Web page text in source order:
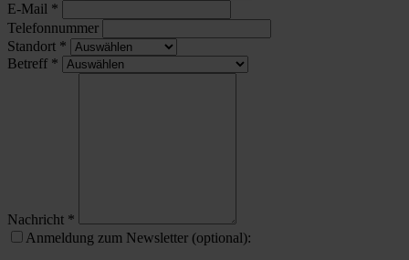
E-Mail *
Telefonnummer
Standort *
Betreff *
Nachricht *
Anmeldung zum Newsletter (optional):